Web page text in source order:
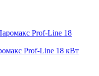
Prof-Line 18 кВт